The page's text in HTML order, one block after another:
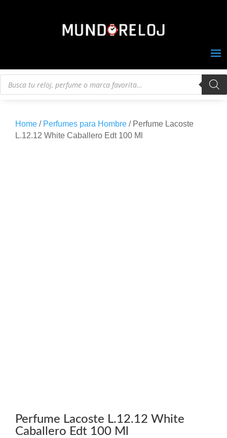
Búsqueda
Home / Perfumes para Hombre / Perfume Lacoste
L.12.12 White Caballero Edt 100 Ml
Perfume Lacoste L.12.12 White
Caballero Edt 100 Ml